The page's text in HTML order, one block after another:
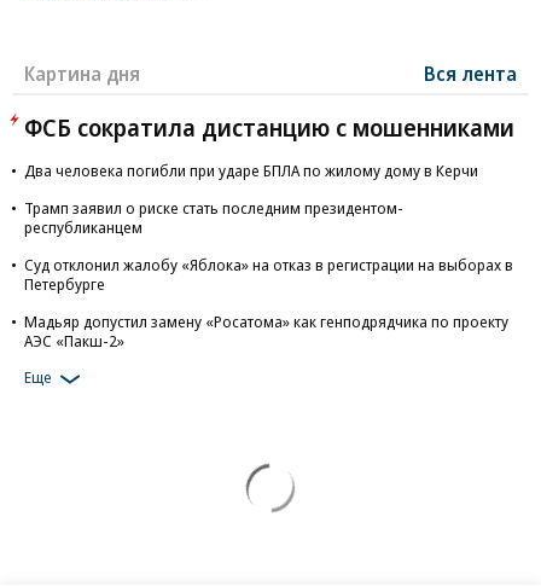
Картина дня Вся лента
ФСБ сократила дистанцию с мошенниками
Два человека погибли при ударе БПЛА по жилому дому в Керчи
Трамп заявил о риске стать последним президентом-
республиканцем
Суд отклонил жалобу «Яблока» на отказ в регистрации на выборах в
Петербурге
Мадьяр допустил замену «Росатома» как генподрядчика по проекту
АЭС «Пакш-2»
Еще